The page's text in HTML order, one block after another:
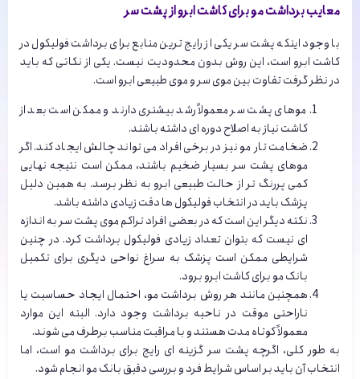
معایب برداشت مو برای کاشت ابرو از پشت سر
با وجود اینکه پشت سر یکی از رایج ترین منابع برای برداشت فولیکول در
کاشت ابرو است، این روش بدون محدودیت نیست. یکی از نکاتی که باید
در نظر گرفت تفاوت بین موی سر و موی طبیعی ابرو است.
موهای پشت سر معمولاً رشد بیشتری دارند و ممکن است بعد از
کاشت نیاز به اصلاح دوره ای داشته باشند.
ضخامت تار مو نیز در برخی افراد می تواند چالش ایجاد کند. اگر
موهای پشت سر بسیار ضخیم باشند، ممکن است نتیجه نهایی
کمی پررنگ تر از حالت طبیعی ابرو به نظر برسد. به همین دلیل
پزشک باید در انتخاب فولیکول ها دقت زیادی داشته باشد.
نکته دیگر این است که در بعضی افراد تراکم موی پشت سر به اندازه
ای نیست که بتوان تعداد زیادی فولیکول برداشت کرد. در چنین
شرایطی ممکن است پزشک به سراغ نواحی دیگری برای تکمیل
بانک مو برای کاشت ابرو برود.
همچنین مانند هر روش برداشت مو، احتمال ایجاد حساسیت یا
ناراحتی موقت در ناحیه برداشت وجود دارد. البته این موارد
معمولاً کوتاه مدت هستند و با مراقبت مناسب برطرف می شوند.
به طور کلی، اگرچه پشت سر گزینه ای رایج برای برداشت مو است، اما
انتخاب آن باید بر اساس شرایط فرد و بررسی دقیق بانک مو انجام شود.